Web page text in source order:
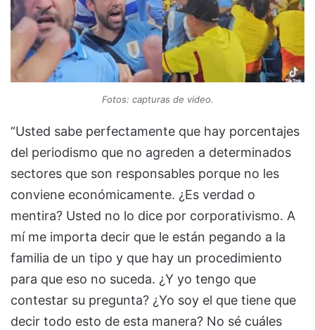
Fotos: capturas de video.
“Usted sabe perfectamente que hay porcentajes
del periodismo que no agreden a determinados
sectores que son responsables porque no les
conviene económicamente. ¿Es verdad o
mentira? Usted no lo dice por corporativismo. A
mí me importa decir que le están pegando a la
familia de un tipo y que hay un procedimiento
para que eso no suceda. ¿Y yo tengo que
contestar su pregunta? ¿Yo soy el que tiene que
decir todo esto de esta manera? No sé cuáles